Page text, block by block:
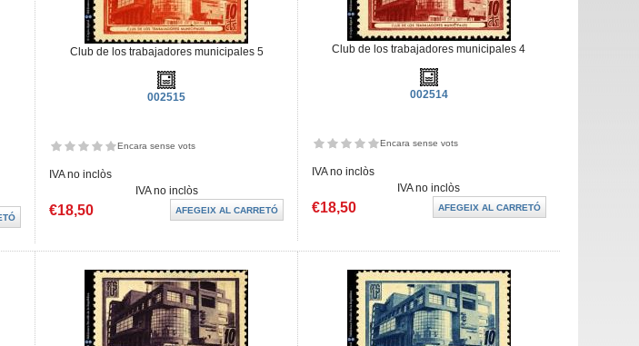
Club de los trabajadores municipales 5
002515
Encara sense vots
IVA no inclòs
IVA no inclòs
€18,50
Club de los trabajadores municipales 4
002514
Encara sense vots
IVA no inclòs
IVA no inclòs
€18,50